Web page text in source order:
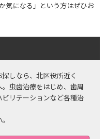
気になる」という方はぜひお
しなら、北区役所近く
。虫歯治療をはじめ、歯周
リテーションなど各種治